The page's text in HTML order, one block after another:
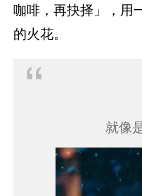
咖啡，再抉择」，用
的火花。
就像